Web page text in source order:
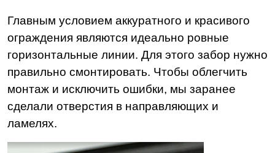
Главным условием аккуратного и красивого
ограждения являются идеально ровные
горизонтальные линии. Для этого забор нужно
правильно смонтировать. Чтобы облегчить
монтаж и исключить ошибки, мы заранее
сделали отверстия в направляющих и
ламелях.